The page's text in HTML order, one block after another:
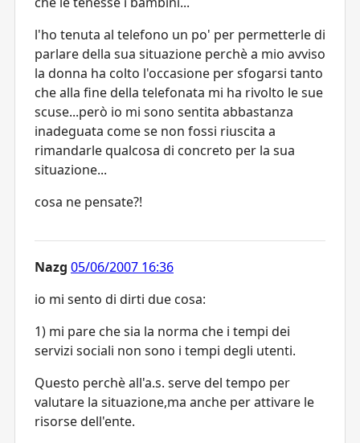
l'ho tenuta al telefono un po' per permetterle di
parlare della sua situazione perchè a mio avviso
la donna ha colto l'occasione per sfogarsi tanto
che alla fine della telefonata mi ha rivolto le sue
scuse...però io mi sono sentita abbastanza
inadeguata come se non fossi riuscita a
rimandarle qualcosa di concreto per la sua
situazione...
cosa ne pensate?!
Nazg 05/06/2007 16:36
io mi sento di dirti due cosa:
1) mi pare che sia la norma che i tempi dei
servizi sociali non sono i tempi degli utenti.
Questo perchè all'a.s. serve del tempo per
valutare la situazione,ma anche per attivare le
risorse dell'ente.